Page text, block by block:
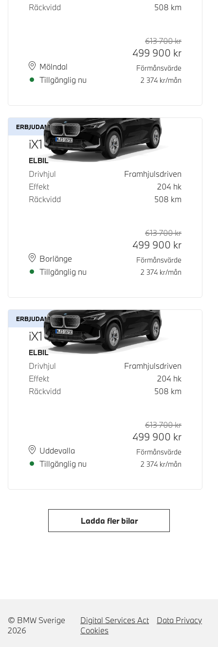
Räckvidd
508 km
PlatsMölndal
Leveranstid
Tillgänglig nu
Rek. ord
613 700kr
499 900 kr
Förmånsvärde
2 374 kr/mån
ERBJUDANDE
iX1 eDrive20
Bränsle
ELBIL
Drivhjul
Framhjulsdriven
Effekt
204 hk
Räckvidd
508 km
PlatsBorlänge
Leveranstid
Tillgänglig nu
Rek. ord
613 700kr
499 900 kr
Förmånsvärde
2 374 kr/mån
ERBJUDANDE
iX1 eDrive20
Bränsle
ELBIL
Drivhjul
Framhjulsdriven
Effekt
204 hk
Räckvidd
508 km
PlatsUddevalla
Leveranstid
Tillgänglig nu
Rek. ord
613 700kr
499 900 kr
Förmånsvärde
2 374 kr/mån
Ladda fler bilar
© BMW Sverige
2026
Digital Services Act
Data Privacy
Cookies